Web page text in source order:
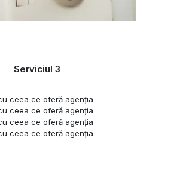
Serviciul 3
ceea ce oferă agenția
ceea ce oferă agenția
ceea ce oferă agenția
ceea ce oferă agenția